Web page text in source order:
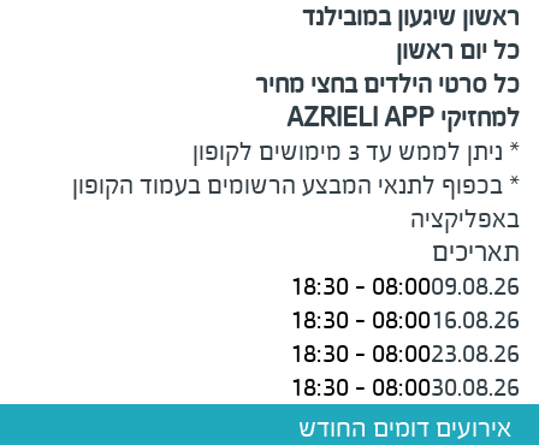
ראשון שיגעון במובילנד
כל יום ראשון
כל סרטי הילדים בחצי מחיר
למחזיקי AZRIELI APP
* ניתן לממש עד 3 מימושים לקופון
* בכפוף לתנאי המבצע הרשומים בעמוד הקופון
באפליקציה
תאריכים
09.08.26
16.08.26
23.08.26
30.08.26
08:00 - 18:30
08:00 - 18:30
08:00 - 18:30
08:00 - 18:30
אירועים דומים החודש